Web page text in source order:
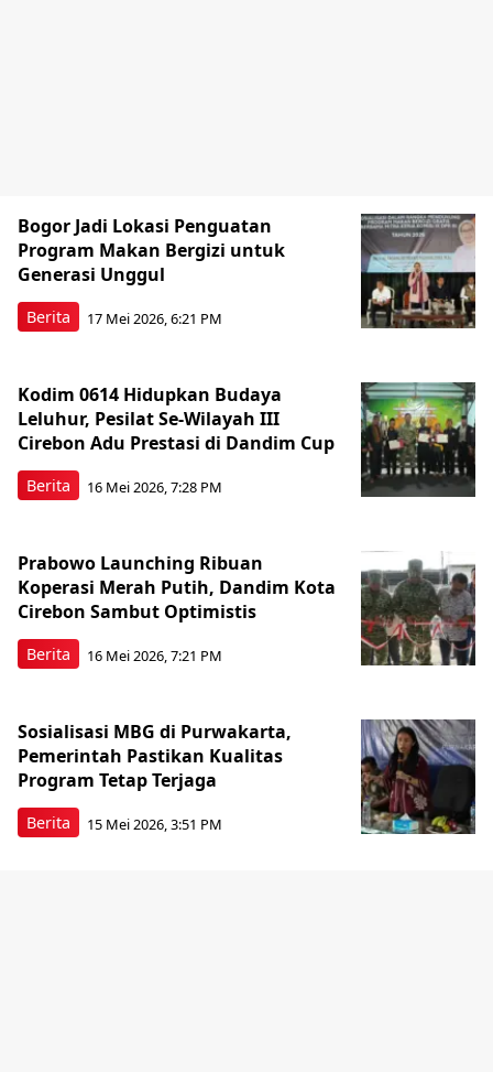
Berita
Bogor Jadi Lokasi Penguatan
Program Makan Bergizi untuk
Generasi Unggul
17 Mei 2026, 6:21 PM
Berita
Kodim 0614 Hidupkan Budaya
Leluhur, Pesilat Se-Wilayah III
Cirebon Adu Prestasi di Dandim Cup
16 Mei 2026, 7:28 PM
Berita
Prabowo Launching Ribuan
Koperasi Merah Putih, Dandim Kota
Cirebon Sambut Optimistis
16 Mei 2026, 7:21 PM
Berita
Sosialisasi MBG di Purwakarta,
Pemerintah Pastikan Kualitas
Program Tetap Terjaga
15 Mei 2026, 3:51 PM